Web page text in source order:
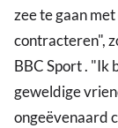
zee te gaan
contracteren",
BBC Sport . "Ik
geweldige
ongeëvenaard